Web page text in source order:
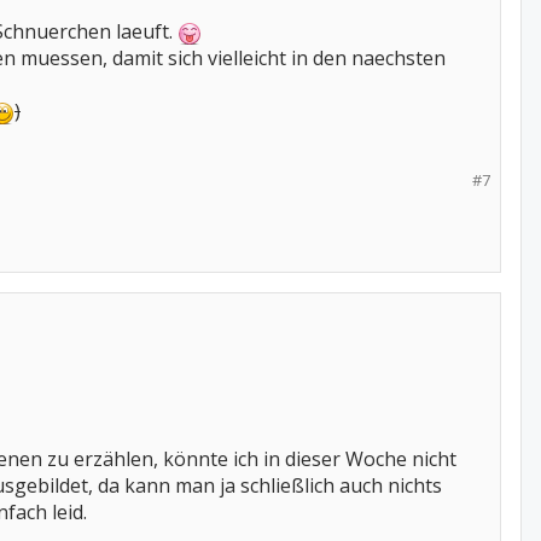
laeuft.
muessen, damit sich vielleicht in den naechsten
)
#7
zu erzählen, könnte ich in dieser Woche nicht
da kann man ja schließlich auch nichts
leid.